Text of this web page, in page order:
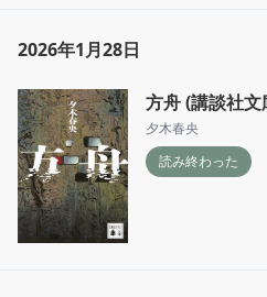
2026年1月28日
方舟 (講談社文
夕木春央
読み終わった